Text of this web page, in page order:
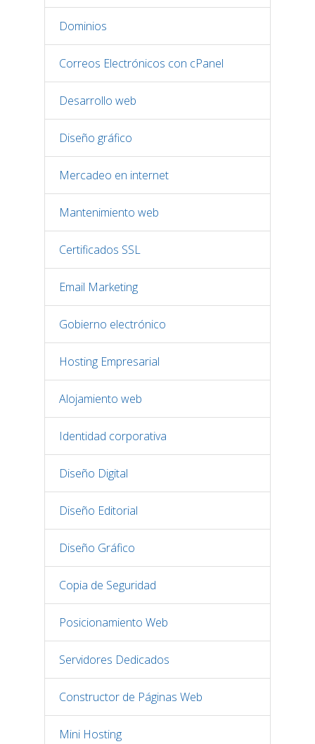
Dominios
Correos Electrónicos con cPanel
Desarrollo web
Diseño gráfico
Mercadeo en internet
Mantenimiento web
Certificados SSL
Email Marketing
Gobierno electrónico
Hosting Empresarial
Alojamiento web
Identidad corporativa
Diseño Digital
Diseño Editorial
Diseño Gráfico
Copia de Seguridad
Posicionamiento Web
Servidores Dedicados
Constructor de Páginas Web
Mini Hosting